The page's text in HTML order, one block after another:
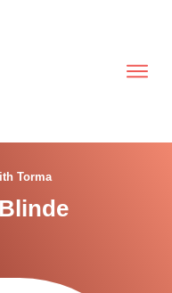
Torma